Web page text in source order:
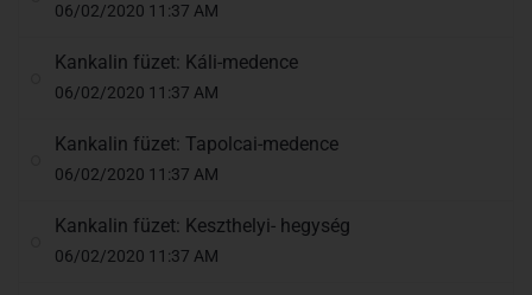
06/02/2020 11:37 AM
Kankalin füzet: Káli-medence
06/02/2020 11:37 AM
Kankalin füzet: Tapolcai-medence
06/02/2020 11:37 AM
Kankalin füzet: Keszthelyi- hegység
06/02/2020 11:37 AM